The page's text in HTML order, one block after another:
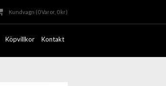
Kundvagn (0 Varor, 0 kr)
Köpvillkor Kontakt